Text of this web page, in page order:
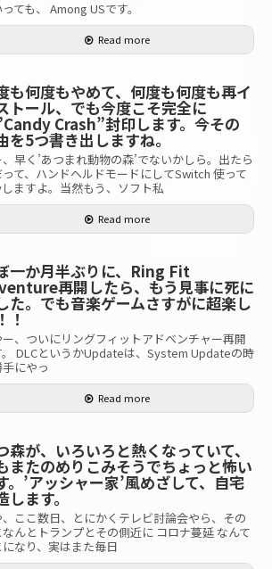
っても、 Among USです。
Read more
も何度もやめて、何度も何度も再イ
トール、でも今度こそ完全に
Crash”封印します。今その
を5つ書き出しますね。
早く’あつまれ動物の森’でないかしら。出たら
て、ハンドヘルドモードにしてSwitch 使って
ますよ。当然もう、ソフト私
Read more
一か月半ぶりに、Ring Fit
再開したら、もう見事に死に
た。でも音楽ゲームさすがに超楽し
！
ー、ついにリングフィットアドベンチャー再開
。 DLCというかUpdateは、System Updateの時
手にやっ
Read more
森が、いろいろと熱くなっていて、
またのめりこみそうでちょっと怖い
。’アッシャー家’風めざして、自宅
します。
、ここ数日、とにかくテレビ討論会やら、その
なんとトランプとその側近に コロナ蔓延 なんて
になり、実はまた毎日